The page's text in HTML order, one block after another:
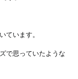
ています。
で思っていたような